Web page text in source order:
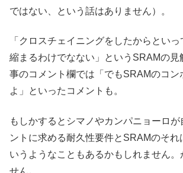
ではない、という話はありません）。
「クロスチェイニングをしたからとい
縮まるわけでなない」というSRAMの見
事のコメント欄では「でもSRAMのコン
よ」といったコメントも。
もしかするとシマノやカンパニョーロ
ントに求める耐久性要件とSRAMのそれ
いうようなこともあるかもしれません。
せん。